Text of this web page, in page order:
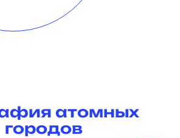
атомных
городов